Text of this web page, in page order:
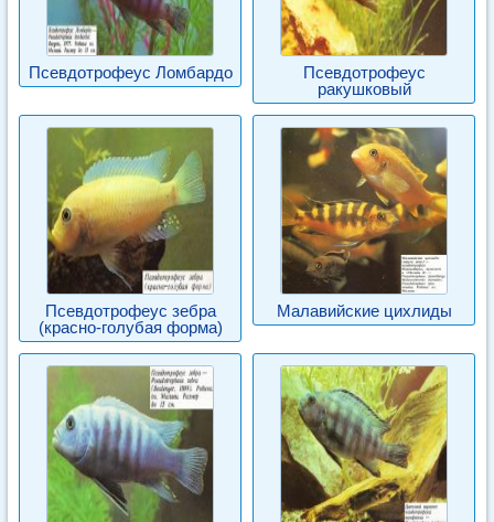
Псевдотрофеус Ломбардо
Псевдотрофеус
ракушковый
Псевдотрофеус зебра
(красно-голубая форма)
Малавийские цихлиды